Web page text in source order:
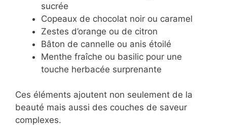
sucrée
Copeaux de chocolat noir ou caramel
Zestes d’orange ou de citron
Bâton de cannelle ou anis étoilé
Menthe fraîche ou basilic pour une
touche herbacée surprenante
Ces éléments ajoutent non seulement de la
beauté mais aussi des couches de saveur
complexes.